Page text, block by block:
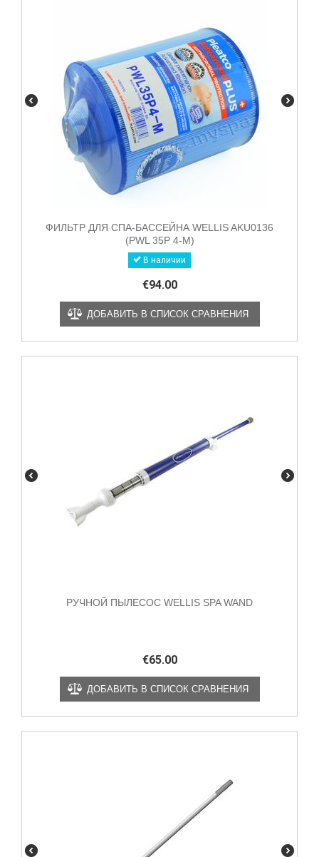
ФИЛЬТР ДЛЯ СПА-БАССЕЙНА WELLIS AKU0136
(PWL 35P 4-M)
В наличии
€94.00
ДОБАВИТЬ В СПИСОК СРАВНЕНИЯ
РУЧНОЙ ПЫЛЕСОС WELLIS SPA WAND
€65.00
ДОБАВИТЬ В СПИСОК СРАВНЕНИЯ